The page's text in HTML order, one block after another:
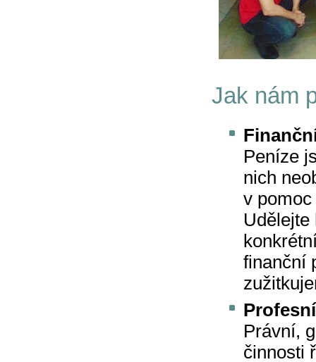
Jak nám
Peníze
nich
v
Udělejte
finanční
Právní,
činnosti